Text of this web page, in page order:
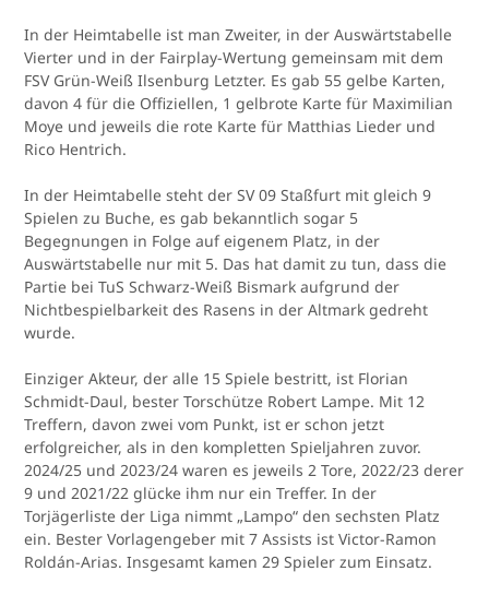
In der Heimtabelle ist man Zweiter, in der Auswärtstabelle
Vierter und in der Fairplay-Wertung gemeinsam mit dem
FSV Grün-Weiß Ilsenburg Letzter. Es gab 55 gelbe Karten,
davon 4 für die Offiziellen, 1 gelbrote Karte für Maximilian
Moye und jeweils die rote Karte für Matthias Lieder und
Rico Hentrich.
In der Heimtabelle steht der SV 09 Staßfurt mit gleich 9
Spielen zu Buche, es gab bekanntlich sogar 5
Begegnungen in Folge auf eigenem Platz, in der
Auswärtstabelle nur mit 5. Das hat damit zu tun, dass die
Partie bei TuS Schwarz-Weiß Bismark aufgrund der
Nichtbespielbarkeit des Rasens in der Altmark gedreht
wurde.
Einziger Akteur, der alle 15 Spiele bestritt, ist Florian
Schmidt-Daul, bester Torschütze Robert Lampe. Mit 12
Treffern, davon zwei vom Punkt, ist er schon jetzt
erfolgreicher, als in den kompletten Spieljahren zuvor.
2024/25 und 2023/24 waren es jeweils 2 Tore, 2022/23 derer
9 und 2021/22 glücke ihm nur ein Treffer. In der
Torjägerliste der Liga nimmt „Lampo“ den sechsten Platz
ein. Bester Vorlagengeber mit 7 Assists ist Victor-Ramon
Roldán-Arias. Insgesamt kamen 29 Spieler zum Einsatz.